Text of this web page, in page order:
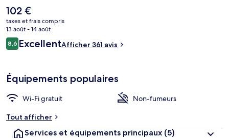
Atlantic se trouvent par ailleurs à moins de 10 minutes à pied. Les
autres voyageurs adorent le bon rapport qualité-prix et
l'emplacement.
Le
prix
actuel
est
de
102 €
taxes et frais compris
13 août - 14 août
Avis
voyageurs
8,68,6 sur 10
ExcellentAfficher 361 avis
Équipements populaires
Wi-Fi gratuit
Non-fumeurs
Tout afficher
Services et équipements principaux (5)